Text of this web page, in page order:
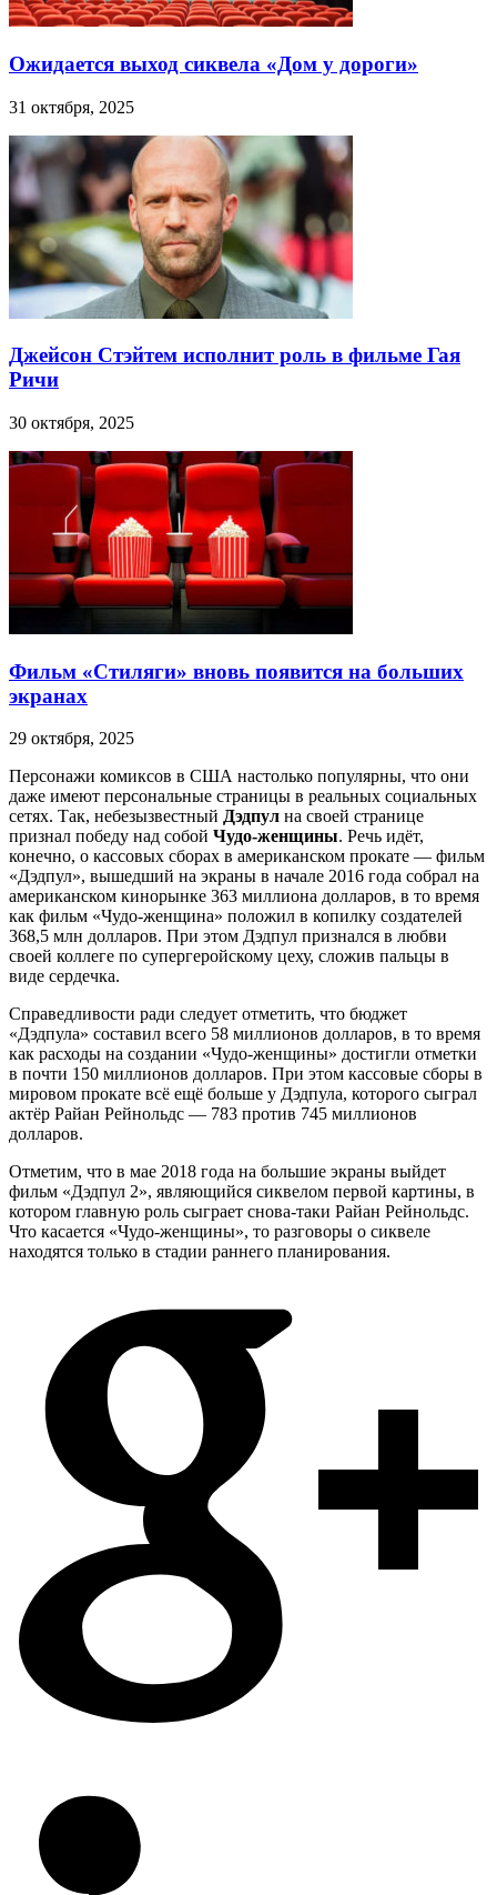
Ожидается выход сиквела «Дом у дороги»
31 октября, 2025
Джейсон Стэйтем исполнит роль в фильме Гая
Ричи
30 октября, 2025
Фильм «Стиляги» вновь появится на больших
экранах
29 октября, 2025
Персонажи комиксов в США настолько популярны, что они
даже имеют персональные страницы в реальных социальных
сетях. Так, небезызвестный Дэдпул на своей странице
признал победу над собой Чудо-женщины. Речь идёт,
конечно, о кассовых сборах в американском прокате — фильм
«Дэдпул», вышедший на экраны в начале 2016 года собрал на
американском кинорынке 363 миллиона долларов, в то время
как фильм «Чудо-женщина» положил в копилку создателей
368,5 млн долларов. При этом Дэдпул признался в любви
своей коллеге по супергеройскому цеху, сложив пальцы в
виде сердечка.
Справедливости ради следует отметить, что бюджет
«Дэдпула» составил всего 58 миллионов долларов, в то время
как расходы на создании «Чудо-женщины» достигли отметки
в почти 150 миллионов долларов. При этом кассовые сборы в
мировом прокате всё ещё больше у Дэдпула, которого сыграл
актёр Райан Рейнольдс — 783 против 745 миллионов
долларов.
Отметим, что в мае 2018 года на большие экраны выйдет
фильм «Дэдпул 2», являющийся сиквелом первой картины, в
котором главную роль сыграет снова-таки Райан Рейнольдс.
Что касается «Чудо-женщины», то разговоры о сиквеле
находятся только в стадии раннего планирования.